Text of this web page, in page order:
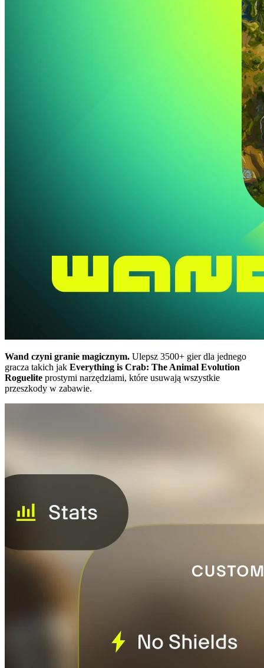
Wand czyni granie magicznym. Ulepsz 3500+ gier dla jednego
gracza takich jak Everything is Crab: The Animal Evolution
Roguelite prostymi narzędziami, które usuwają wszystkie
przeszkody w zabawie.